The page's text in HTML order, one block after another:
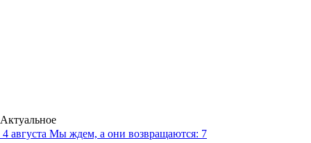
Актуальное
4 августа Мы ждем, а они возвращаются: 7